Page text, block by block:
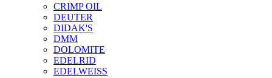
CRIMP OIL
DEUTER
DIDAK'S
DMM
DOLOMITE
EDELRID
EDELWEISS